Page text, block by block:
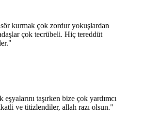
kurmak çok zordur yokuşlardan
çok tecrübeli. Hiç tereddüt
"
taşırken bize çok yardımcı
ve titizlendiler, allah razı olsun."